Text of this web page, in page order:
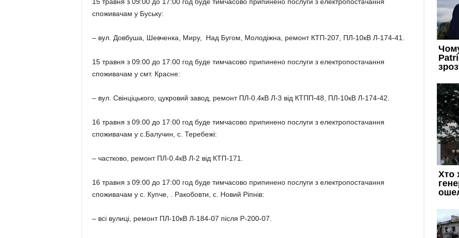
споживачам у Буську:
– вул. Довбуша, Шевченка, Миру, Над Бугом, Молодіжна, ремонт КТП-207, ПЛ-10кВ Л-174-41.
15 травня з 09:00 до 17:00 год буде тимчасово припинено послуги з електропостачання
споживачам у смт. Красне:
– вул. Свінціцького, цукровий завод, ремонт ПЛ-0.4кВ Л-3 від КТПП-48, ПЛ-10кВ Л-174-42.
16 травня з 09:00 до 17:00 год буде тимчасово припинено послуги з електропостачання
споживачам у с.Балучин, с. Теребежі:
– частково, ремонт ПЛ-0.4кВ Л-2 від КТП-171.
16 травня з 09:00 до 17:00 год буде тимчасово припинено послуги з електропостачання
споживачам у с. Купче, . Ракобовти, с. Новий Ріпнів:
– всі вулиці, ремонт ПЛ-10кВ Л-184-07 після Р-200-07.